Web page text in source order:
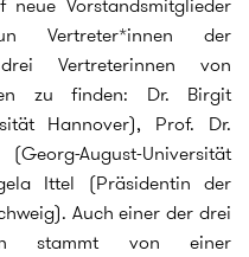
Vertreter*innen der
Vertreterinnen von
zu finden: Dr. Birgit
Hannover), Prof. Dr.
August-Universität
Ittel (Präsidentin der
Auch einer der drei
stammt von einer